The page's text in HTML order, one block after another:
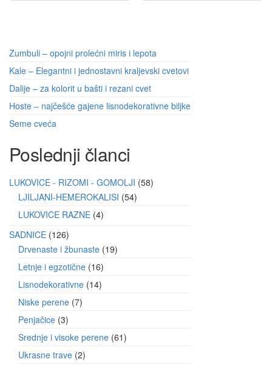
Zumbuli – opojni prolećni miris i lepota
Kale – Elegantni i jednostavni kraljevski cvetovi
Dalije – za kolorit u bašti i rezani cvet
Hoste – najčešće gajene lisnodekorativne biljke
Seme cveća
Poslednji članci
LUKOVICE - RIZOMI - GOMOLJI 58
LJILJANI-HEMEROKALISI 54
LUKOVICE RAZNE 4
SADNICE 126
Drvenaste i žbunaste 19
Letnje i egzotične 16
Lisnodekorativne 14
Niske perene 7
Penjačice 3
Srednje i visoke perene 61
Ukrasne trave 2